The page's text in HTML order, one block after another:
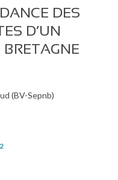
DES
D’UN
(BV-Sepnb)
2